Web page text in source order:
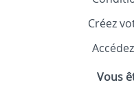
Créez
Vous